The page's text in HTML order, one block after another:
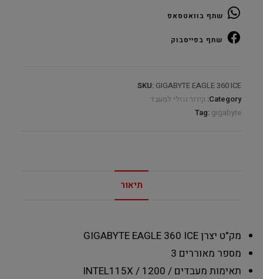
White
RGB
quantity
שתף בוואטסאפ
שתף בפייסבוק
SKU: GIGABYTE EAGLE 360 ICE
Category: קירור נוזלי למעבד
Tag: gigabyte
תיאור
מק"ט יצרןGIGABYTE EAGLE 360 ICE
מספר מאוררים 3
תאימות מעבדים INTEL115X / 1200 /